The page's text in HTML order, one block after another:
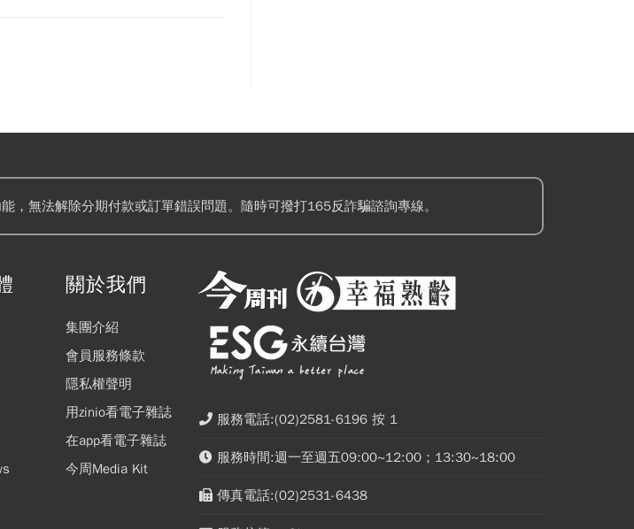
，無法解除分期付款或訂單錯誤問題。隨時可撥打165反詐騙諮詢專線。
關於我們
集團介紹
會員服務條款
隱私權聲明
用zinio看電子雜誌
在app看電子雜誌
今周Media Kit
服務電話:(02)2581-6196 按 1
服務時間:週一至週五09:00~12:00；13:30~18:00
傳真電話:(02)2531-6438